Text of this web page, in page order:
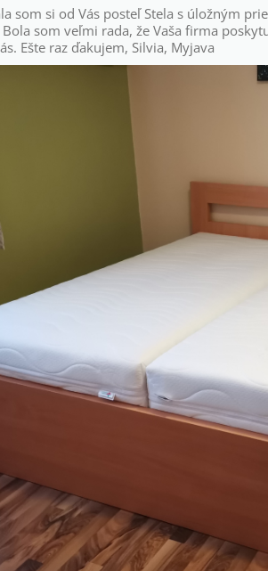
som si od Vás posteľ Stela s úložným
som veľmi rada, že Vaša firma
Ešte raz ďakujem, Silvia, Myjava